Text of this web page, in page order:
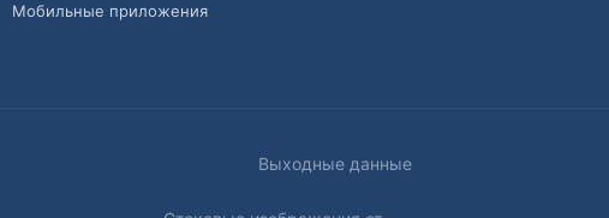
Мобильные приложения
Выходные данные